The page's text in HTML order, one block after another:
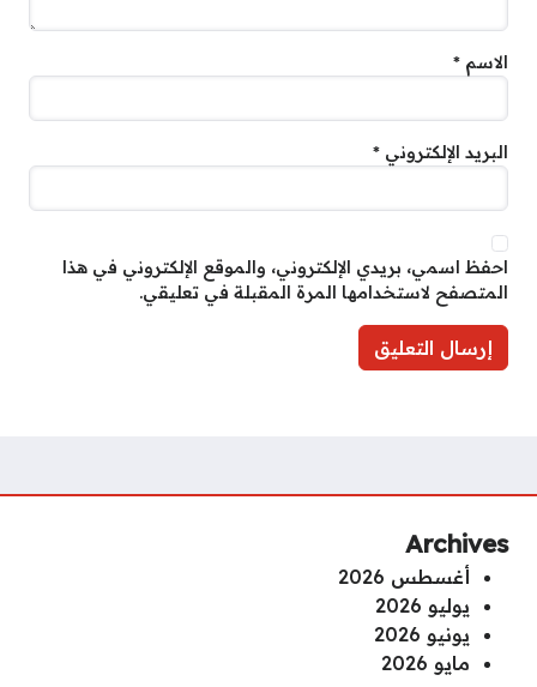
الاسم *
البريد الإلكتروني *
احفظ اسمي، بريدي الإلكتروني، والموقع الإلكتروني في هذا
المتصفح لاستخدامها المرة المقبلة في تعليقي.
Archives
أغسطس 2026
يوليو 2026
يونيو 2026
مايو 2026